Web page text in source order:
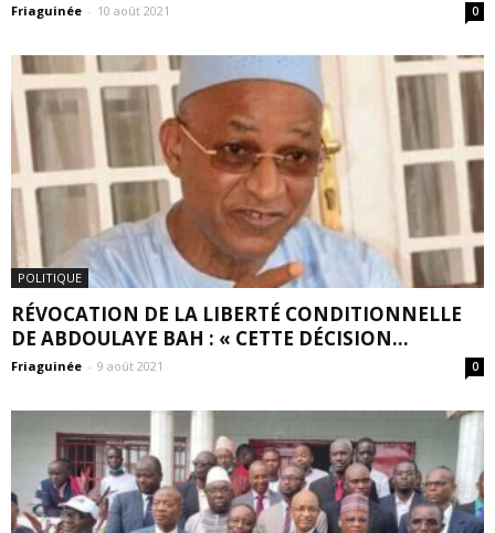
Friaguinée - 10 août 2021 0
POLITIQUE
RÉVOCATION DE LA LIBERTÉ CONDITIONNELLE
DE ABDOULAYE BAH : « CETTE DÉCISION...
Friaguinée - 9 août 2021 0